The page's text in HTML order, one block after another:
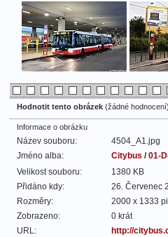
Hodnotit tento obrázek (žádné
Informace o obrázku
Název souboru:
4504_A1.jpg
Jméno alba:
Citybus /01-
Velikost souboru:
1380 KB
Přidáno kdy:
26. Červenec
Rozměry:
2000 x 1333
Zobrazeno:
0 krát
URL:
http://